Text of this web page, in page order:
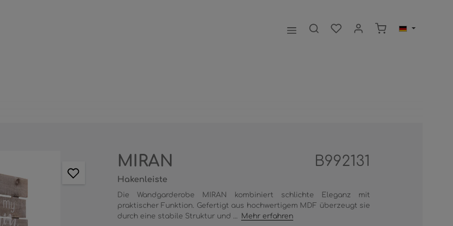
MIRAN B992131
Hakenleiste
Die Wandgarderobe MIRAN kombiniert schlichte Eleganz mit
praktischer Funktion. Gefertigt aus hochwertigem MDF überzeugt sie
durch eine stabile Struktur und ...
Mehr erfahren